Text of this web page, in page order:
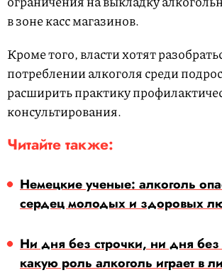
в зоне касс магазинов.
Кроме того, власти хотят
потреблении алкоголя среди
расширить практику
консультирования.
Читайте также:
Немецкие ученые: алкоголь
сердец молодых и здоровых
Ни дня без строчки, ни дня без
какую роль алкоголь играет в